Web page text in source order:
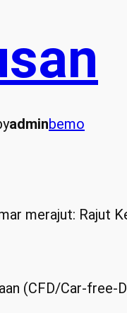
adminbemo
merajut: Rajut
(CFD/Car-